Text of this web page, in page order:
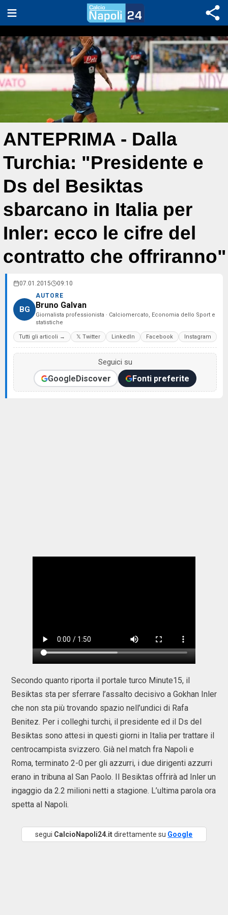
ANTEPRIMA - Dalla
Turchia: "Presidente e
Ds del Besiktas
sbarcano in Italia per
Inler: ecco le cifre del
contratto che offriranno"
07.01.2015 09:10
BG
AUTORE
Bruno Galvan
Giornalista professionista · Calciomercato, Economia dello Sport e
statistiche
Tutti gli articoli → 𝕏 Twitter LinkedIn Facebook Instagram
Seguici su
GoogleDiscover Fonti preferite
Secondo quanto riporta il portale turco Minute15, il
Besiktas sta per sferrare l’assalto decisivo a Gokhan Inler
che non sta più trovando spazio nell’undici di Rafa
Benitez. Per i colleghi turchi, il presidente ed il Ds del
Besiktas sono attesi in questi giorni in Italia per trattare il
centrocampista svizzero. Già nel match fra Napoli e
Roma, terminato 2-0 per gli azzurri, i due dirigenti azzurri
erano in tribuna al San Paolo. Il Besiktas offrirà ad Inler un
ingaggio da 2.2 milioni netti a stagione. L’ultima parola ora
spetta al Napoli.
segui CalcioNapoli24.itdirettamente su Google